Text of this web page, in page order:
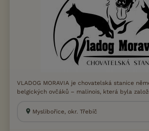
VLADOG MORAVIA je chovatelská stanice
belgických ovčáků – malinois, která byla
Myslibořice, okr. Třebíč